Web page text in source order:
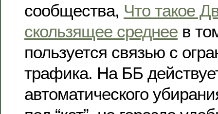
сообщества, Что такое
скользящее среднее в
пользуется связью с
трафика. На ББ
автоматического